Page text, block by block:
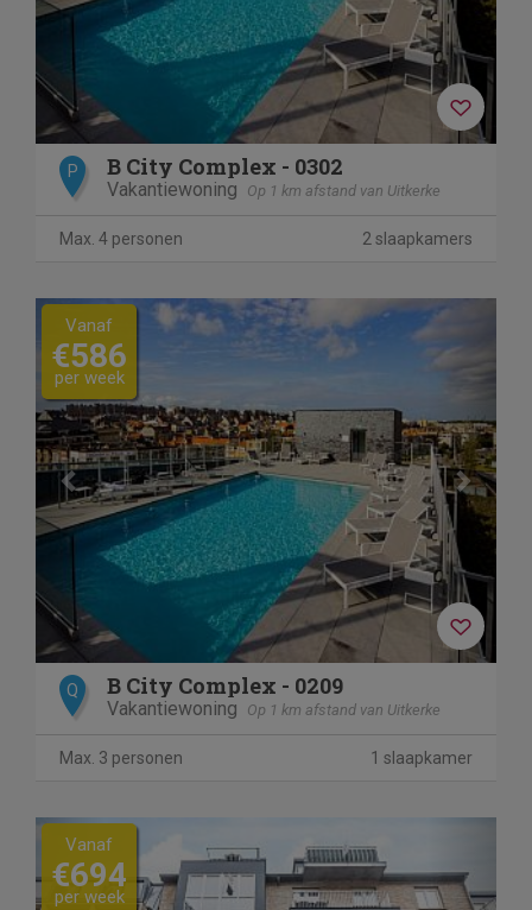
P B City Complex - 0302
Vakantiewoning Op 1 km afstand van Uitkerke
Max. 4 personen 2 slaapkamers
Previous
Vanaf
€586
per week
Q B City Complex - 0209
Vakantiewoning Op 1 km afstand van Uitkerke
Max. 3 personen 1 slaapkamer
Previous
Vanaf
€694
per week